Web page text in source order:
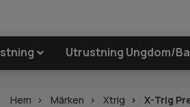
Utrustning Ungdom/
Hem Märken Xtrig X-Trig